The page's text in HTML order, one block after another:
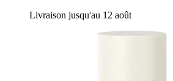
Livraison jusqu'au 12 août